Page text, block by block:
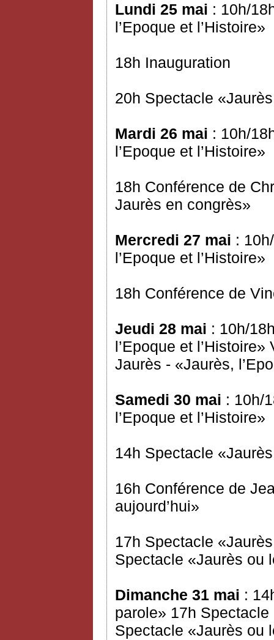
Lundi 25 mai : 10h/
l’Epoque et l’Histoire»
18h Inauguration
20h Spectacle
Mardi 26 mai : 10h/
l’Epoque et l’Histoire»
18h Conférence de
Jaurès en congrès»
Mercredi 27 mai :
l’Epoque et l’Histoire»
18h Conférence de
Jeudi 28 mai : 10h/
l’Epoque et
Jaurès - «Jaurès,
Samedi 30 mai : 10h/
l’Epoque et l’Histoire»
14h Spectacle
16h Conférence de
aujourd’hui»
17h Spectacle
Spectacle «Jaurès ou
Dimanche 31 mai :
parole» 17h
Spectacle «Jaurès ou